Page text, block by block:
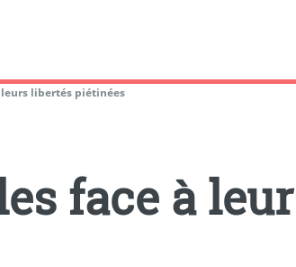
leurs libertés piétinées
face à